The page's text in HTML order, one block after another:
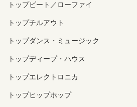
トップビート／ローファイ
トップチルアウト
トップダンス・ミュージック
トップディープ・ハウス
トップエレクトロニカ
トップヒップホップ